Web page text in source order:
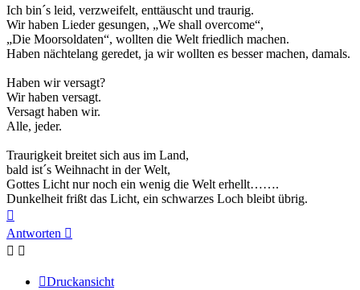
Ich bin´s leid, verzweifelt, enttäuscht und traurig.
Wir haben Lieder gesungen, „We shall overcome“,
„Die Moorsoldaten“, wollten die Welt friedlich machen.
Haben nächtelang geredet, ja wir wollten es besser machen, damals.
Haben wir versagt?
Wir haben versagt.
Versagt haben wir.
Alle, jeder.
Traurigkeit breitet sich aus im Land,
bald ist´s Weihnacht in der Welt,
Gottes Licht nur noch ein wenig die Welt erhellt…….
Dunkelheit frißt das Licht, ein schwarzes Loch bleibt übrig.
oben
Antworten
Druckansicht